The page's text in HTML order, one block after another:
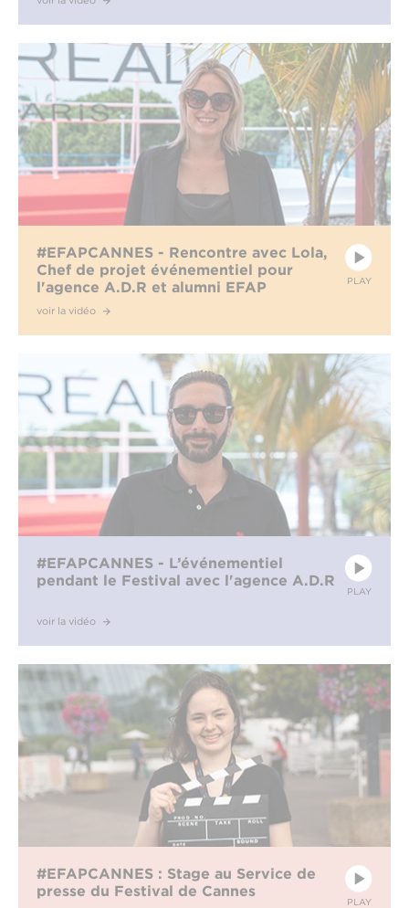
PLAY
#EFAPCANNES - Rencontre avec Lola,
Chef de projet événementiel pour
l'agence A.D.R et alumni EFAP
voir la vidéo
PLAY
#EFAPCANNES - L’événementiel
pendant le Festival avec l'agence A.D.R
voir la vidéo
PLAY
#EFAPCANNES : Stage au Service de
presse du Festival de Cannes